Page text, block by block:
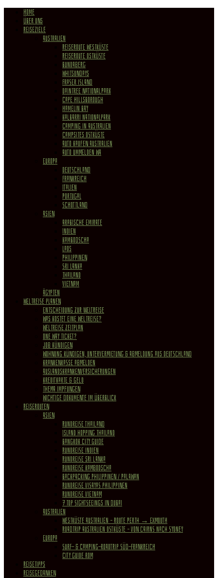
HOME
ÜBER UNS
REISEZIELE
Australien
Reiseroute Westküste
Reiseroute Ostküste
Bundaberg
Whitsundays
Fraser Island
Daintree Nationalpark
Cape Hillsborough
Hamelin Bay
Kalbarri Nationalpark
Camping in Australien
Campsites Ostküste
Auto kaufen Australien
Auto ummelden WA
Europa
Deutschland
Frankreich
Italien
Portugal
Schottland
Asien
Arabische Emirate
Indien
Kambodscha
Laos
Philippinen
Sri Lanka
Thailand
Vietnam
Ägypten
WELTREISE PLANEN
Entscheidung zur Weltreise
Was kostet eine Weltreise?
Weltreise Zeitplan
One Way Ticket?
Job kündigen
Wohnung Kündigen, Untervermietung & Abmeldung aus Deutschland
Krankenkasse abmelden
Auslandskrankenversicherungen
Kreditkarte & Geld
Thema Impfungen
Wichtige Dokumente im Überblick
REISEROUTEN
Asien
Rundreise Thailand
Island Hopping Thailand
Bangkok City Guide
Rundreise Indien
Rundreise Sri Lanka
Rundreise Kambodscha
Backpacking Philippinen / Palawan
Rundreise Visayas Philippinen
Rundreise Vietnam
7 Top Sightseeings in Dubai
Australien
Westküste Australien – Route Perth → Exmouth
Roadtrip Australien Ostküste – von Cairns nach Sydney
Europa
Surf- & Camping-Roadtrip Süd-Frankreich
City Guide Rom
REISETIPPS
REISEGEDANKEN